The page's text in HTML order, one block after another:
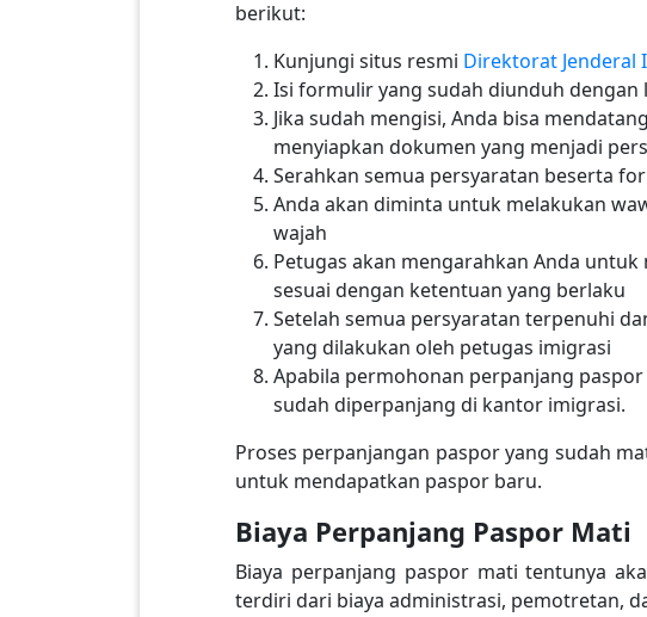
berikut:
Kunjungi situs resmi Direktorat Jenderal
Isi formulir yang sudah diunduh dengan
Jika sudah mengisi, Anda bisa
menyiapkan dokumen yang menjadi
Serahkan semua persyaratan beserta
Anda akan diminta untuk melakukan
wajah
Petugas akan mengarahkan Anda
sesuai dengan ketentuan yang berlaku
Setelah semua persyaratan terpenuhi
yang dilakukan oleh petugas imigrasi
Apabila permohonan perpanjang
sudah diperpanjang di kantor imigrasi.
Proses perpanjangan paspor yang sudah
untuk mendapatkan paspor baru.
Biaya Perpanjang Paspor Mati
Biaya perpanjang paspor mati tentunya
terdiri dari biaya administrasi, pemotretan,